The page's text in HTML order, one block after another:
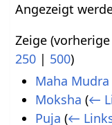
Angezeigt
Zeige (vorherige
250 | 500)
Maha Mudra
Moksha (←
Puja (←